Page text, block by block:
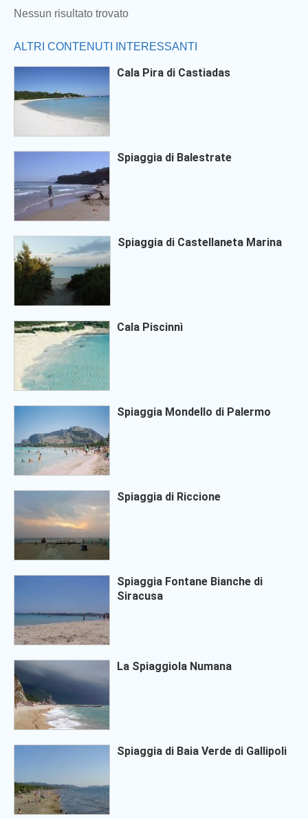
Nessun risultato trovato
ALTRI CONTENUTI INTERESSANTI
Cala Pira di Castiadas
Spiaggia di Balestrate
Spiaggia di Castellaneta Marina
Cala Piscinnì
Spiaggia Mondello di Palermo
Spiaggia di Riccione
Spiaggia Fontane Bianche di
Siracusa
La Spiaggiola Numana
Spiaggia di Baia Verde di Gallipoli